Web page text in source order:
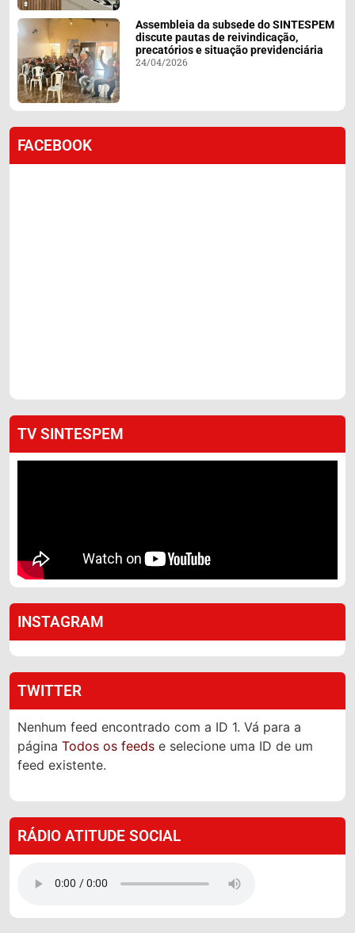
Assembleia da subsede do SINTESPEM
discute pautas de reivindicação,
precatórios e situação previdenciária
24/04/2026
FACEBOOK
TV SINTESPEM
INSTAGRAM
TWITTER
Nenhum feed encontrado com a ID 1. Vá para a
página Todos os feeds e selecione uma ID de um
feed existente.
RÁDIO ATITUDE SOCIAL